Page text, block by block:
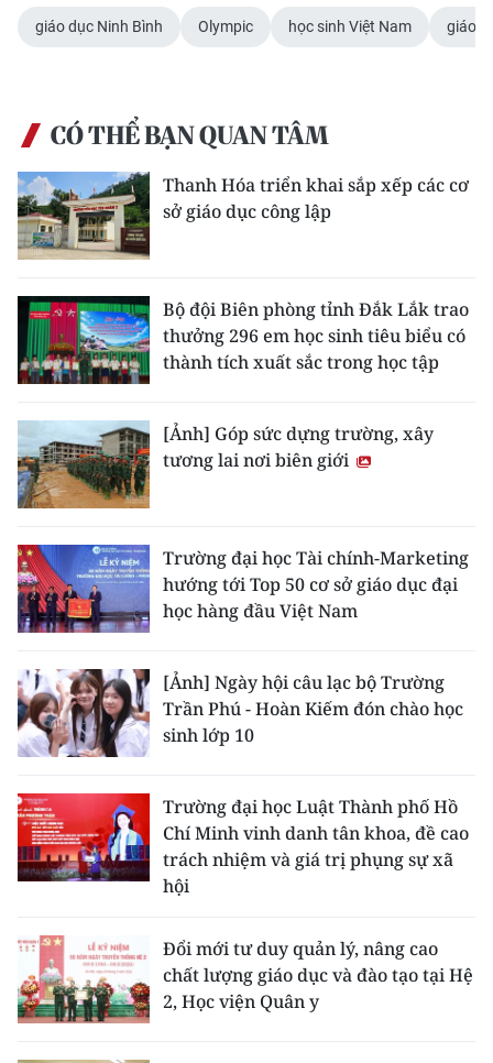
giáo dục Ninh Bình Olympic học sinh Việt Nam giáo
CÓ THỂ BẠN QUAN TÂM
Thanh Hóa triển khai sắp xếp các cơ
sở giáo dục công lập
Bộ đội Biên phòng tỉnh Đắk Lắk trao
thưởng 296 em học sinh tiêu biểu có
thành tích xuất sắc trong học tập
[Ảnh] Góp sức dựng trường, xây
tương lai nơi biên giới
Trường đại học Tài chính-Marketing
hướng tới Top 50 cơ sở giáo dục đại
học hàng đầu Việt Nam
[Ảnh] Ngày hội câu lạc bộ Trường
Trần Phú - Hoàn Kiếm đón chào học
sinh lớp 10
Trường đại học Luật Thành phố Hồ
Chí Minh vinh danh tân khoa, đề cao
trách nhiệm và giá trị phụng sự xã
hội
Đổi mới tư duy quản lý, nâng cao
chất lượng giáo dục và đào tạo tại Hệ
2, Học viện Quân y